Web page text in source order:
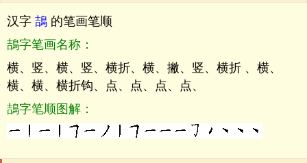
汉字 鴶 的笔画笔顺
鴶字笔画名称：
横、竖、横、竖、横折、横、撇、竖、横折 、横、
横、横、横折钩、点、点、点、点、
鴶字笔顺图解：